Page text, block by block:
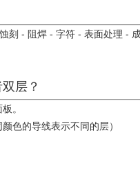
刻 - 阻焊 - 字符 - 表面处理 -
层？
。
色的导线表示不同的层）